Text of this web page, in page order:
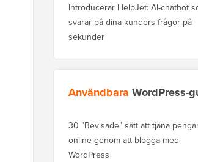
Introducerar HelpJet: AI-chatbot
svarar på dina kunders frågor på
sekunder
Användbara WordPress-
30 ”Bevisade” sätt att tjäna
online genom att blogga med
WordPress